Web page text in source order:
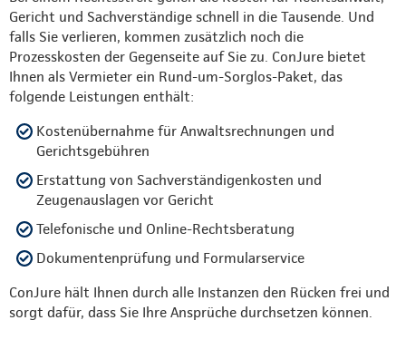
Gericht und Sachverständige schnell in die Tausende. Und
falls Sie verlieren, kommen zusätzlich noch die
Prozesskosten der Gegenseite auf Sie zu. ConJure bietet
Ihnen als Vermieter ein Rund-um-Sorglos-Paket, das
folgende Leistungen enthält:
Kostenübernahme für Anwaltsrechnungen und
Gerichtsgebühren
Erstattung von Sachverständigenkosten und
Zeugenauslagen vor Gericht
Telefonische und Online-Rechtsberatung
Dokumentenprüfung und Formularservice
ConJure hält Ihnen durch alle Instanzen den Rücken frei und
sorgt dafür, dass Sie Ihre Ansprüche durchsetzen können.